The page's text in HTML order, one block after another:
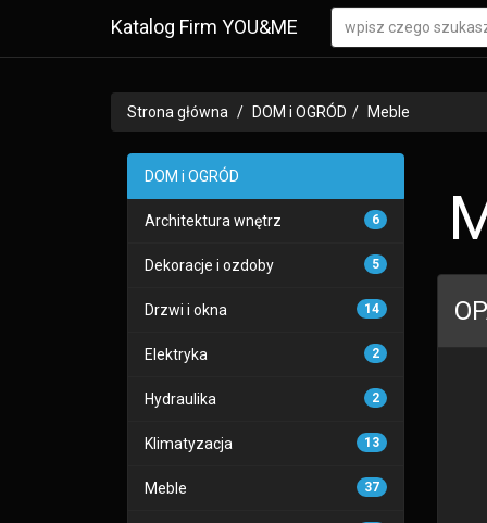
Katalog Firm YOU&ME
Strona główna DOM i OGRÓD Meble
DOM i OGRÓD
6
Architektura wnętrz
5
Dekoracje i ozdoby
14
Drzwi i okna
2
Elektryka
2
Hydraulika
13
Klimatyzacja
37
Meble